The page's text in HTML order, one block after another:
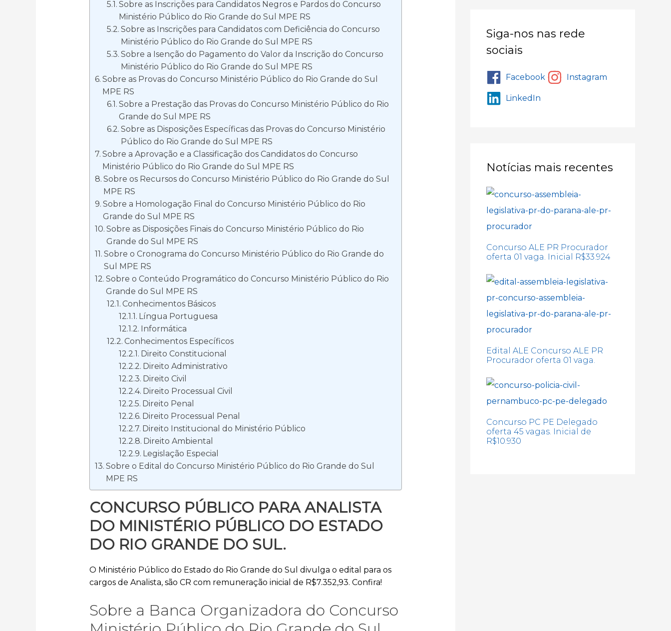
Sobre as Inscrições para Candidatos Negros e Pardos do Concurso
Ministério Público do Rio Grande do Sul MPE RS
Sobre as Inscrições para Candidatos com Deficiência do Concurso
Ministério Público do Rio Grande do Sul MPE RS
Sobre a Isenção do Pagamento do Valor da Inscrição do Concurso
Ministério Público do Rio Grande do Sul MPE RS
Sobre as Provas do Concurso Ministério Público do Rio Grande do Sul
MPE RS
Sobre a Prestação das Provas do Concurso Ministério Público do Rio
Grande do Sul MPE RS
Sobre as Disposições Específicas das Provas do Concurso Ministério
Público do Rio Grande do Sul MPE RS
Sobre a Aprovação e a Classificação dos Candidatos do Concurso
Ministério Público do Rio Grande do Sul MPE RS
Sobre os Recursos do Concurso Ministério Público do Rio Grande do Sul
MPE RS
Sobre a Homologação Final do Concurso Ministério Público do Rio
Grande do Sul MPE RS
Sobre as Disposições Finais do Concurso Ministério Público do Rio
Grande do Sul MPE RS
Sobre o Cronograma do Concurso Ministério Público do Rio Grande do
Sul MPE RS
Sobre o Conteúdo Programático do Concurso Ministério Público do Rio
Grande do Sul MPE RS
Conhecimentos Básicos
Língua Portuguesa
Informática
Conhecimentos Específicos
Direito Constitucional
Direito Administrativo
Direito Civil
Direito Processual Civil
Direito Penal
Direito Processual Penal
Direito Institucional do Ministério Público
Direito Ambiental
Legislação Especial
Sobre o Edital do Concurso Ministério Público do Rio Grande do Sul
MPE RS
CONCURSO PÚBLICO PARA ANALISTA
DO MINISTÉRIO PÚBLICO DO ESTADO
DO RIO GRANDE DO SUL.
O Ministério Público do Estado do Rio Grande do Sul divulga o edital para os
cargos de Analista, são CR com remuneração inicial de R$7.352,93. Confira!
Sobre a Banca Organizadora do Concurso
Siga-nos nas rede
sociais
Facebook Instagram
LinkedIn
Notícias mais recentes
Concurso ALE PR Procurador
oferta 01 vaga. Inicial R$33.924
Edital ALE Concurso ALE PR
Procurador oferta 01 vaga.
Concurso PC PE Delegado
oferta 45 vagas. Inicial de
R$10.930